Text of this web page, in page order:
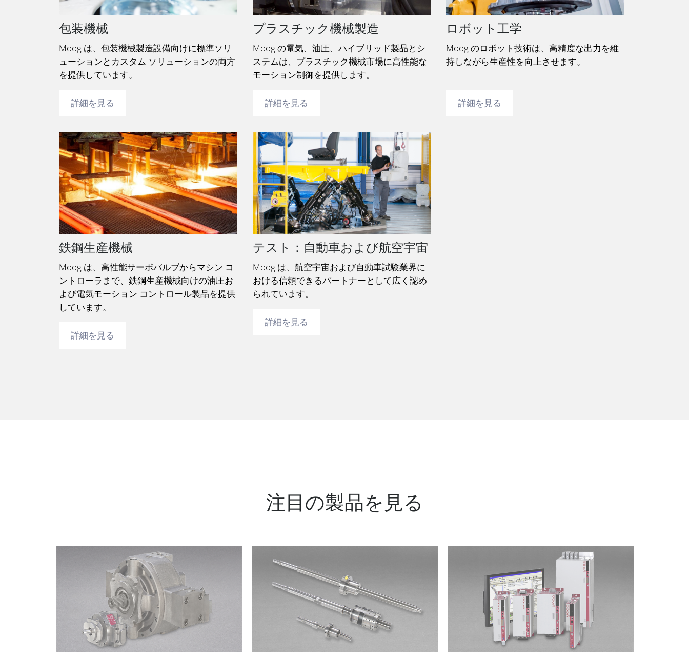
包装機械
Moog は、包装機械製造設備向けに標準ソリ
ューションとカスタム ソリューションの両方
を提供しています。
詳細を見る
プラスチック機械製造
Moog の電気、油圧、ハイブリッド製品とシ
ステムは、プラスチック機械市場に高性能な
モーション制御を提供します。
詳細を見る
ロボット工学
Moog のロボット技術は、高精度な出力を維
持しながら生産性を向上させます。
詳細を見る
鉄鋼生産機械
Moog は、高性能サーボバルブからマシン コ
ントローラまで、鉄鋼生産機械向けの油圧お
よび電気モーション コントロール製品を提供
しています。
詳細を見る
テスト：自動車および航空宇宙
Moog は、航空宇宙および自動車試験業界に
おける信頼できるパートナーとして広く認め
られています。
詳細を見る
注目の製品を見る